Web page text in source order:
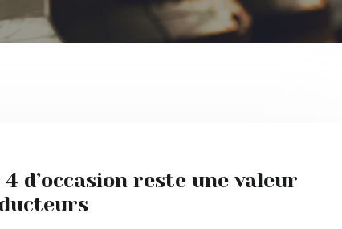
d’occasion reste une valeur